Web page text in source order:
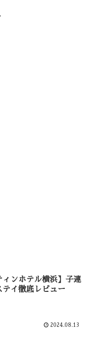
ィンホテル横浜】子連
テイ徹底レビュー
2024.08.13